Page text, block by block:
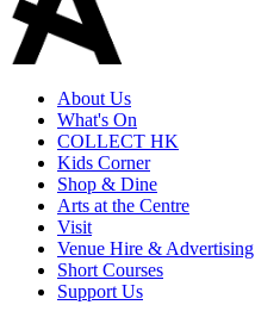
About Us
What's On
COLLECT HK
Kids Corner
Shop & Dine
Arts at the Centre
Visit
Venue Hire & Advertising
Short Courses
Support Us